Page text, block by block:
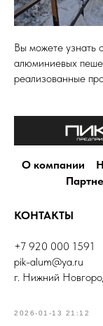
Вы можете узнать
алюминиевых
реализованные
О компании
КОНТАКТЫ
+7 920 000 1591
pik-alum@ya.ru
г. Нижний
2026-01-13 21:12